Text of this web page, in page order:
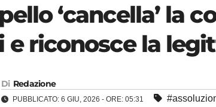
‘cancella’ la
e riconosce la
Di Redazione
PUBBLICATO: 6 GIU, 2026 - ORE: 05:31